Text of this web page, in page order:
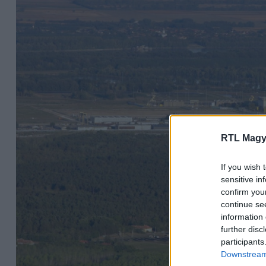
RTL
If you wish
sensitive
confirm
continue
information
further